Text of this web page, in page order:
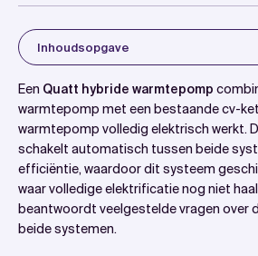
Inhoudsopgave
Wat is het verschil tussen een
gewone warmtepomp?
Wanneer is een Quatt hybride
keuze?
Wat zijn de kosten van een hybride
versus een gewone warmtepomp?
Een Quatt hybride warmtepomp
warmtepomp met een bestaande cv-
warmtepomp volledig elektrisch werkt.
schakelt automatisch tussen beide
efficiëntie, waardoor dit systeem
waar volledige elektrificatie nog niet
beantwoordt veelgestelde vragen over
beide systemen.